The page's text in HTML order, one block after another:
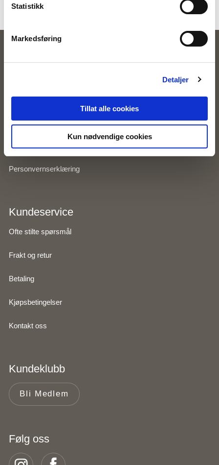
Statistikk
Markedsføring
Detaljer
Tillat alle cookies
Kun nødvendige cookies
Kundeklubb
Inspirasjon
Om Zavanna
Personvernserklæring
Kundeservice
Ofte stilte spørsmål
Frakt og retur
Betaling
Kjøpsbetingelser
Kontakt oss
Kundeklubb
Bli Medlem
Følg oss